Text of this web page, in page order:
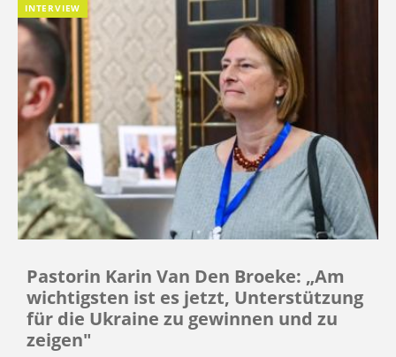
INTERVIEW
Pastorin Karin Van Den Broeke: „Am
wichtigsten ist es jetzt, Unterstützung
für die Ukraine zu gewinnen und zu
zeigen"